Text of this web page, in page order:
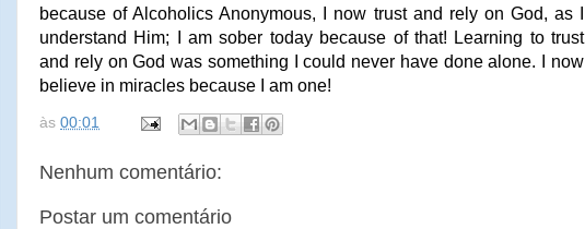
because of Alcoholics Anonymous, I now trust and rely on God, as I
understand Him; I am sober today because of that! Learning to trust
and rely on God was something I could never have done alone.
I now
believe in miracles because I am one!
às 00:01
Nenhum comentário:
Postar um comentário